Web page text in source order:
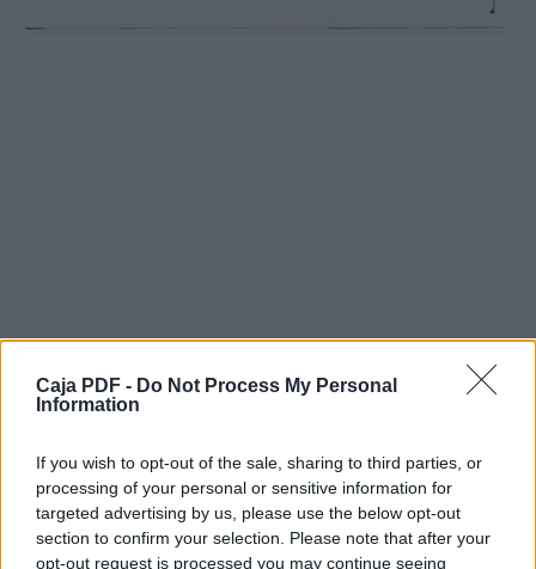
Caja PDF - Do Not Process My Personal
Information
If you wish to opt-out of the sale, sharing to third parties, or
processing of your personal or sensitive information for
targeted advertising by us, please use the below opt-out
section to confirm your selection. Please note that after your
opt-out request is processed you may continue seeing
Descargar el documento (PDF)